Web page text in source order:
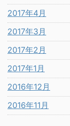
2017年4月
2017年3月
2017年2月
2017年1月
2016年12月
2016年11月